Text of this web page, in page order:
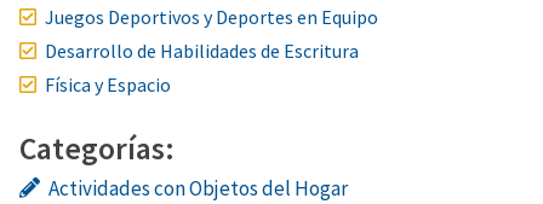
Juegos Deportivos y Deportes en Equipo
Desarrollo de Habilidades de Escritura
Física y Espacio
Categorías:
Actividades con Objetos del Hogar